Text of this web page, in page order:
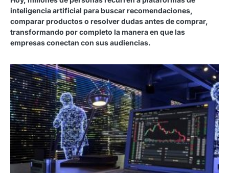
inteligencia artificial para buscar recomendaciones,
comparar productos o resolver dudas antes de comprar,
transformando por completo la manera en que las
empresas conectan con sus audiencias.